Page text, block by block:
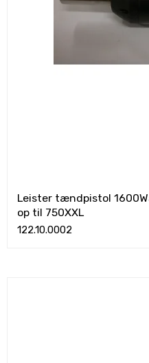
Leister tændpistol
op til 750XXL
122.10.0002